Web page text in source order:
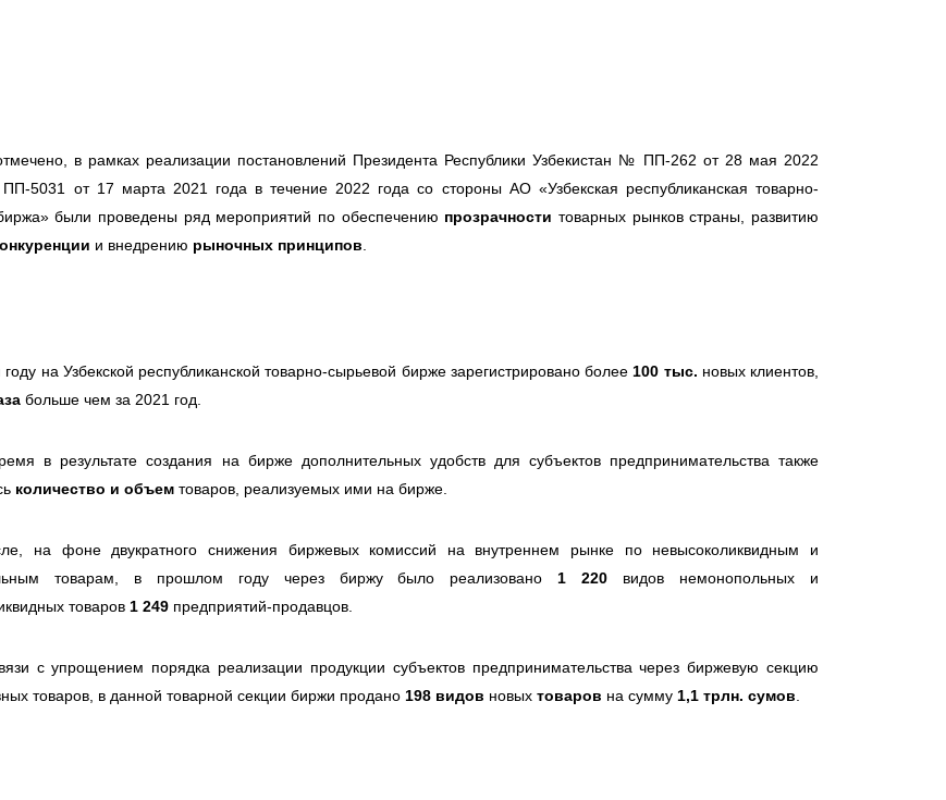
в рамках реализации постановлений Президента Республики Узбекистан № ПП-262 от 28 мая 2022
5031 от 17 марта 2021 года в течение 2022 года со стороны АО «Узбекская республиканская товарно-
были проведены ряд мероприятий по обеспечению прозрачности товарных рынков страны, развитию
и внедрению рыночных принципов.
на Узбекской республиканской товарно-сырьевой бирже зарегистрировано более100 тыс. новых клиентов,
больше чем за 2021 год.
в результате создания на бирже дополнительных удобств для субъектов предпринимательства также
количество и объем товаров, реализуемых ими на бирже.
на фоне двукратного снижения биржевых комиссий на внутреннем рынке по невысоколиквидным и
товарам, в прошлом году через биржу было реализовано1 220 видов немонопольных и
товаров 1 249 предприятий-продавцов.
с упрощением порядка реализации продукции субъектов предпринимательства через биржевую секцию
товаров, в данной товарной секции биржи продано 198 видов новых товаров на сумму 1,1 трлн. сумов.